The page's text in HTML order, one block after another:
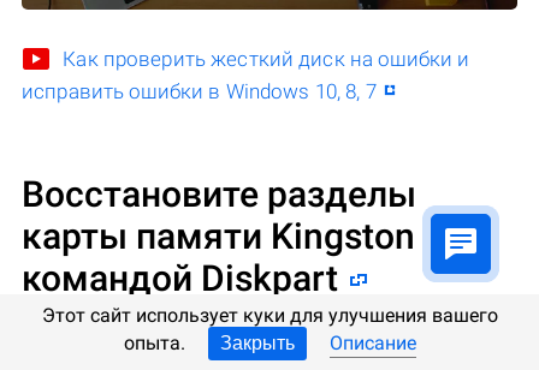
Как проверить жесткий диск на ошибки и
исправить ошибки в Windows 10, 8, 7
Восстановите разделы
карты памяти Kingston
командой Diskpart
Если USB-флешка, карта памяти или любой другой
Этот сайт использует куки для улучшения вашего
опыта.
Закрыть Описание